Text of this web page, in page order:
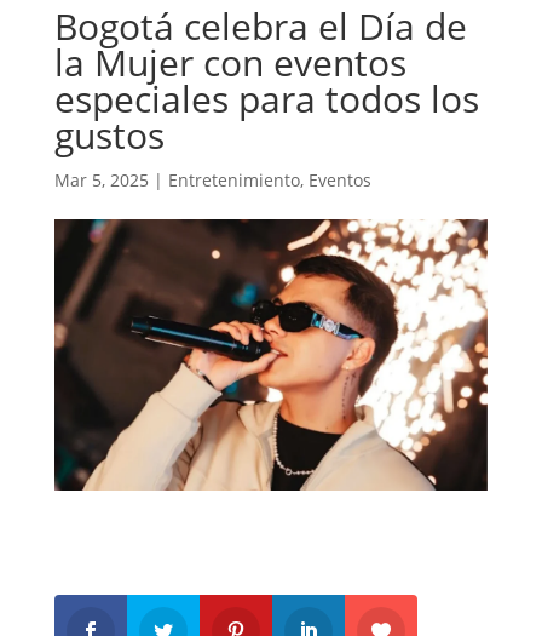
Bogotá celebra el Día de
la Mujer con eventos
especiales para todos los
gustos
Mar 5, 2025 | Entretenimiento, Eventos